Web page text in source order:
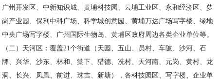
广州开发区、中新知识城、黄埔科技园、云埔工业区、永和经济区、萝
岗产业园、保利中科广场、科学城创意园、黄埔万达广场写字楼、绿地
中央广场写字楼、广州国际生物岛、黄埔区政府周边各类企业单位等。
（二）天河区：覆盖21个街道（天园、五山、员村、车陂、沙河、石
牌、兴华、沙东、林和、棠下、猎德、冼村、天河南、元岗、黄村、龙
洞、长兴、凤凰、前进、珠吉、新塘），各科技园区、写字楼、企业单